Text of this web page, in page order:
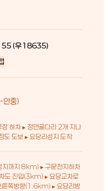
155 (우18635)
안중)
하차 ▸ 정면굴다리 2개 지나
도보 ▸ 요당리성지 도착
지까지 8km) ▸ 구문천지하차
도 진입(3km) ▸ 요당교차로
른쪽방향(1.6km) ▸ 요당리방